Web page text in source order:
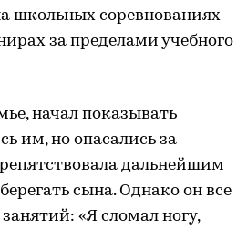
школьных соревнованиях
за пределами учебного
начал показывать
им, но опасались за
дальнейшим
сына. Однако он все
«Я сломал ногу,